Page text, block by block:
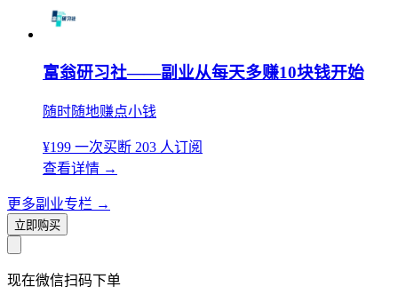
富翁研习社——副业从每天多赚10块钱开始
随时随地赚点小钱
¥199 一次买断 203 人订阅
查看详情 →
更多副业专栏 →
立即购买
现在微信扫码下单